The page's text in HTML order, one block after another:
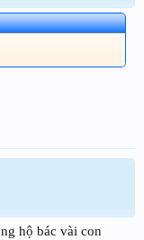
hộ bác vài con